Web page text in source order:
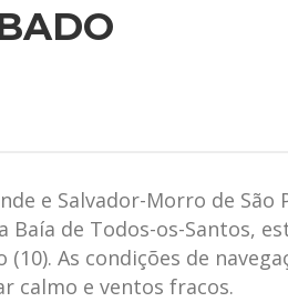
e Salvador-Morro de São
Baía de Todos-os-Santos,
As condições de
calmo e ventos fracos.